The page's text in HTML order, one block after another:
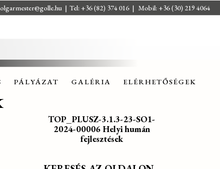
| Tel: +36 (82) 374 016 | Mobil: +36 (30) 219 4064
PÁLYÁZAT GALÉRIA ELÉRHETŐSÉGEK
PÁLYÁZAT GALÉRIA ELÉRHETŐSÉGEK
TOP_PLUSZ-3.1.3-23-SO1-
2024-00006 Helyi humán
fejlesztések